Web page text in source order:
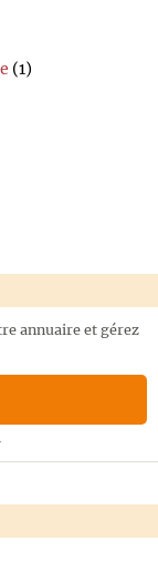
(1)
annuaire et gérez